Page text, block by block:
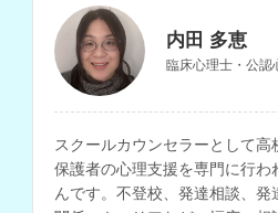
内田 多恵
臨床心理士・公認
スクールカウンセラーとして
保護者の心理支援を専門に行わ
んです。不登校、発達相談、発